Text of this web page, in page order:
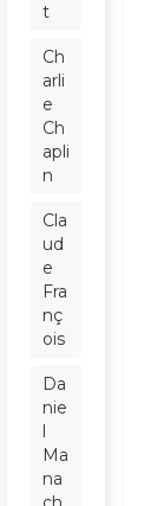
t
Ch
arli
e
Ch
apli
n
Cla
ud
e
Fra
nç
ois
Da
nie
l
Ma
na